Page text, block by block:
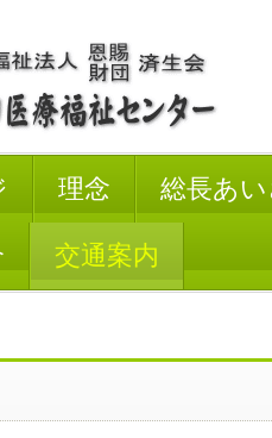
理念 総長あ
交通案内